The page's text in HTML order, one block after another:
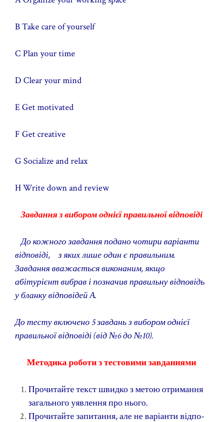
B Take care of yourself
C Plan your time
D Clear your mind
E Get motivated
F Get creative
G Socialize and relax
H Write down and review
Завдання з вибором однієї правильної відповіді
До кожного завдання подано чотири варіанти
відповіді, з яких лише один є правильним.
Завдання вважається виконаним, якщо
абітурієнт вибрав і позначив правильну відповідь
у бланку відповідей А.
До тесту включено 5 завдань з вибором однієї
правильної відповіді (від №6 до №10).
Методика роботи з тестовими завданнями
Прочитайте текст швидко з метою отримання
загального уявлення про нього.
Прочитайте запитання, але не варіанти відпо­